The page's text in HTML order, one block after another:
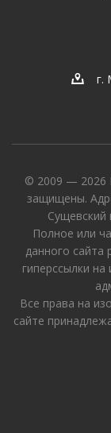
г.
© 2009 — 2026
защищены.
Сущевский
Полное или
данного сайта
гиперссылки
Все права на
сайте